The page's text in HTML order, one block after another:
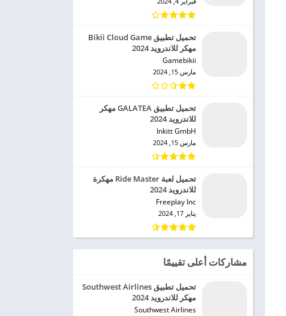
تحميل تطبيق Bikii Cloud Game
مهكر للاندرويد 2024
Gamebikii‏
مارس 15, 2024
تحميل تطبيق GALATEA مهكر
للاندرويد 2024
Inkitt GmbH‏
مارس 15, 2024
تحميل لعبة Ride Master مهكرة
للاندرويد 2024
Freeplay Inc‏
يناير 17, 2024
مشاركات أعلى تقييمًا
تحميل تطبيق Southwest Airlines
مهكر للاندرويد 2024
Southwest Airlines‏